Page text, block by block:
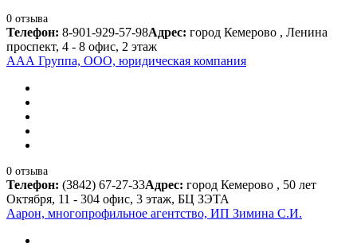
0 отзыва
Телефон: 8-901-929-57-98Адрес: город Кемерово , Ленина
проспект, 4 - 8 офис, 2 этаж
ААА Группа, ООО, юридическая компания
0 отзыва
Телефон: (3842) 67-27-33Адрес: город Кемерово , 50 лет
Октября, 11 - 304 офис, 3 этаж, БЦ ЗЭТА
Аарон, многопрофильное агентство, ИП Зимина С.И.